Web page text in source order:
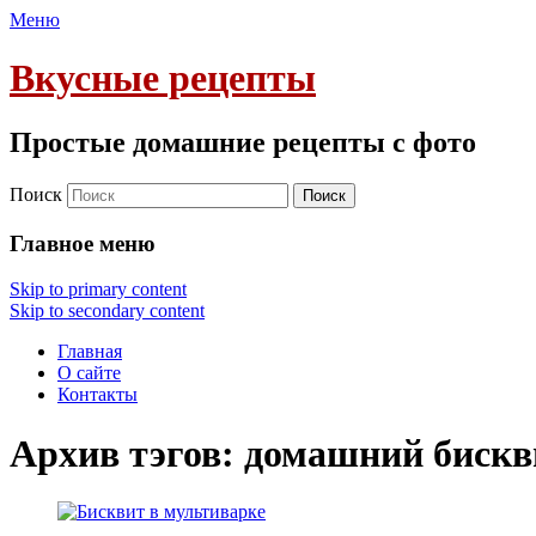
Меню
Вкусные рецепты
Простые домашние рецепты с фото
Поиск
Главное меню
Skip to primary content
Skip to secondary content
Главная
О сайте
Контакты
Архив тэгов: домашний